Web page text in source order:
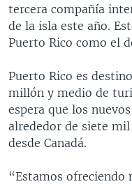
tercera compañía
de la isla este año.
Puerto Rico como el
Puerto Rico es
millón y medio de
espera que los
alrededor de siete
desde Canadá.
“Estamos ofreciendo